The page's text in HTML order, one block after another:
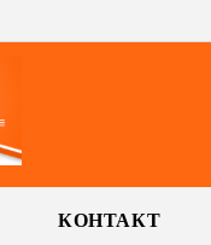
КОНТАКТ